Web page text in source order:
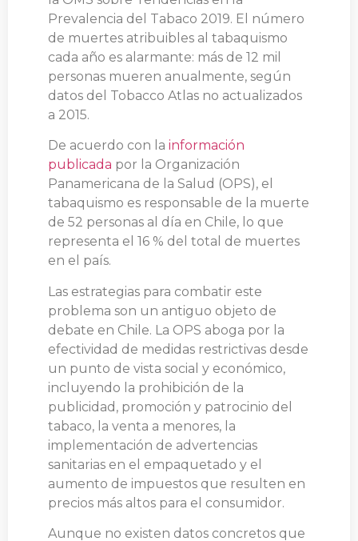
Prevalencia del Tabaco 2019. El número
de muertes atribuibles al tabaquismo
cada año es alarmante: más de 12 mil
personas mueren anualmente, según
datos del Tobacco Atlas no actualizados
a 2015.
De acuerdo con la información
publicada por la Organización
Panamericana de la Salud (OPS), el
tabaquismo es responsable de la muerte
de 52 personas al día en Chile, lo que
representa el 16 % del total de muertes
en el país.
Las estrategias para combatir este
problema son un antiguo objeto de
debate en Chile. La OPS aboga por la
efectividad de medidas restrictivas desde
un punto de vista social y económico,
incluyendo la prohibición de la
publicidad, promoción y patrocinio del
tabaco, la venta a menores, la
implementación de advertencias
sanitarias en el empaquetado y el
aumento de impuestos que resulten en
precios más altos para el consumidor.
Aunque no existen datos concretos que